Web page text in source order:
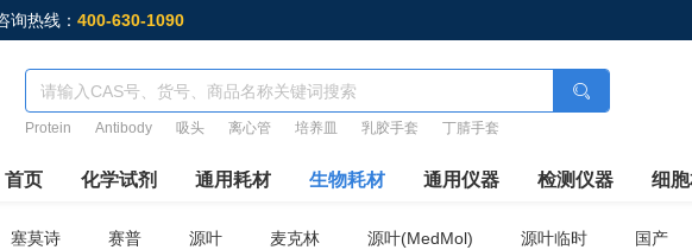
询热线： 400-630-1090
Protein Antibody 吸头 离心管 培养皿 乳胶手套 丁腈手套
首页 化学试剂 通用耗材 生物耗材 通用仪器 检测仪器 细
塞莫诗 赛普 源叶 麦克林 源叶(MedMol) 源叶临时 国产